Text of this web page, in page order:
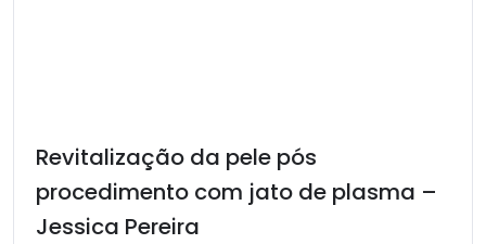
Revitalização da pele pós
procedimento com jato de plasma –
Jessica Pereira